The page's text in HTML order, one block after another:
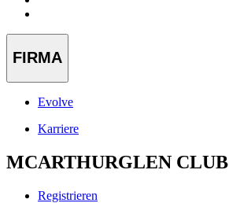
FIRMA
Evolve
Karriere
MCARTHURGLEN CLUB
Registrieren